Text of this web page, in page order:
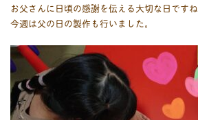
お父さんに日頃の感謝を伝える大切な日ですね
今週は父の日の製作も行いました。